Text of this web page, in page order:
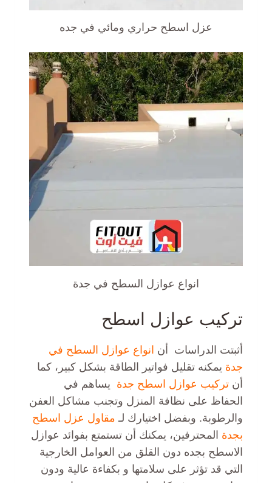
عزل اسطح حراري ومائي في جده
انواع عوازل السطح في جدة
تركيب عوازل اسطح
أثبتت الدراسات أن انواع عوازل السطح في
جدة يمكنه تقليل فواتير الطاقة بشكل كبير، كما
أن تركيب عوازل اسطح جدة يساهم في
الحفاظ على نظافة المنزل وتجنب مشاكل العفن
والرطوبة. وبفضل اختيارك لـ مقاول عزل اسطح
بجدة المحترفين، يمكنك أن تستمتع بفوائد عوازل
الاسطح بجده دون القلق من العوامل الخارجية
التي قد تؤثر على سلامتها و بكفاءة عالية ودون